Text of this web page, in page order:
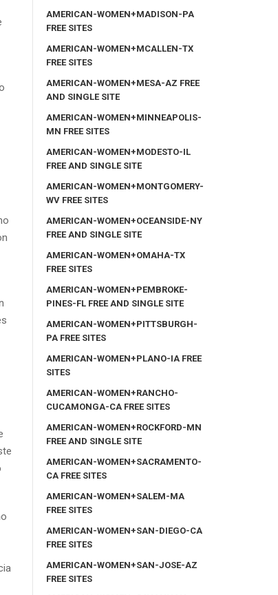
AMERICAN-WOMEN+MADISON-PA
FREE SITES
AMERICAN-WOMEN+MCALLEN-TX
FREE SITES
AMERICAN-WOMEN+MESA-AZ FREE
AND SINGLE SITE
AMERICAN-WOMEN+MINNEAPOLIS-
MN FREE SITES
AMERICAN-WOMEN+MODESTO-IL
FREE AND SINGLE SITE
AMERICAN-WOMEN+MONTGOMERY-
WV FREE SITES
AMERICAN-WOMEN+OCEANSIDE-NY
FREE AND SINGLE SITE
AMERICAN-WOMEN+OMAHA-TX
FREE SITES
AMERICAN-WOMEN+PEMBROKE-
PINES-FL FREE AND SINGLE SITE
AMERICAN-WOMEN+PITTSBURGH-
PA FREE SITES
AMERICAN-WOMEN+PLANO-IA FREE
SITES
AMERICAN-WOMEN+RANCHO-
CUCAMONGA-CA FREE SITES
AMERICAN-WOMEN+ROCKFORD-MN
FREE AND SINGLE SITE
AMERICAN-WOMEN+SACRAMENTO-
CA FREE SITES
AMERICAN-WOMEN+SALEM-MA
FREE SITES
AMERICAN-WOMEN+SAN-DIEGO-CA
FREE SITES
AMERICAN-WOMEN+SAN-JOSE-AZ
FREE SITES